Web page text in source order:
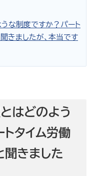
な制度ですか？パート
きましたが、本当です
はどのよう
タイム労働
きました